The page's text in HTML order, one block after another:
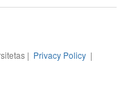
| Privacy Policy |